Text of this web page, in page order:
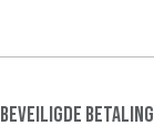
Beveiligde Betaling